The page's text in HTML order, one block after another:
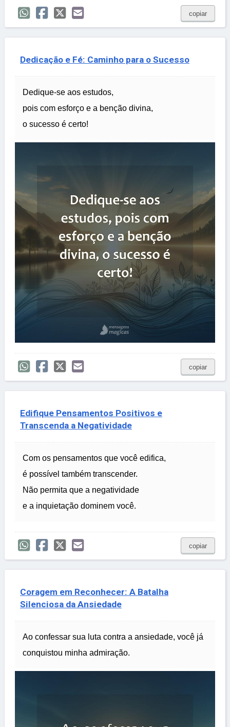
copiar
Dedicação e Fé: Caminho para o Sucesso
Dedique-se aos estudos,
pois com esforço e a benção divina,
o sucesso é certo!
copiar
Edifique Pensamentos Positivos e
Transcenda a Negatividade
Com os pensamentos que você edifica,
é possível também transcender.
Não permita que a negatividade
e a inquietação dominem você.
copiar
Coragem em Reconhecer: A Batalha
Silenciosa da Ansiedade
Ao confessar sua luta contra a ansiedade, você já
conquistou minha admiração.